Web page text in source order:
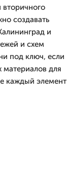
создавать
и
и схем
под ключ, если
для
каждый элемент